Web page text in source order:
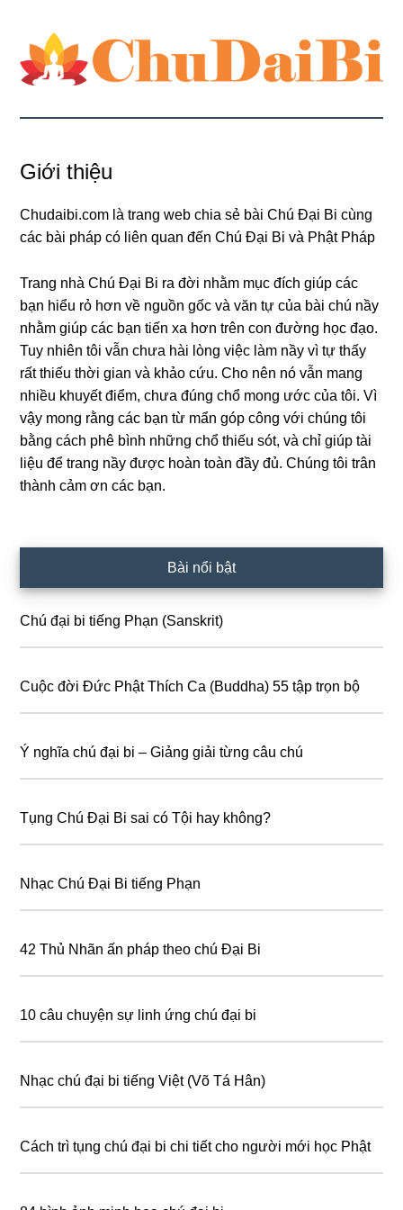
Giới thiệu
Chudaibi.com là trang web chia sẻ bài Chú Đại Bi cùng
các bài pháp có liên quan đến Chú Đại Bi và Phật Pháp
Trang nhà Chú Đại Bi ra đời nhằm mục đích giúp các
bạn hiểu rỏ hơn về nguồn gốc và văn tự của bài chú nầy
nhằm giúp các bạn tiến xa hơn trên con đường học đạo.
Tuy nhiên tôi vẫn chưa hài lòng việc làm nầy vì tự thấy
rất thiếu thời gian và khảo cứu. Cho nên nó vẫn mang
nhiều khuyết điểm, chưa đúng chổ mong ước của tôi. Vì
vậy mong rằng các bạn từ mẩn góp công với chúng tôi
bằng cách phê bình những chổ thiếu sót, và chỉ giúp tài
liệu để trang nầy được hoàn toàn đầy đủ. Chúng tôi trân
thành cảm ơn các bạn.
Sidebar
Bài nổi bật
Chú đại bi tiếng Phạn (Sanskrit)
Cuộc đời Đức Phật Thích Ca (Buddha) 55 tập trọn bộ
Ý nghĩa chú đại bi – Giảng giải từng câu chú
Tụng Chú Đại Bi sai có Tội hay không?
Nhạc Chú Đại Bi tiếng Phạn
42 Thủ Nhãn ấn pháp theo chú Đại Bi
10 câu chuyện sự linh ứng chú đại bi
Nhạc chú đại bi tiếng Việt (Võ Tá Hân)
Cách trì tụng chú đại bi chi tiết cho người mới học Phật